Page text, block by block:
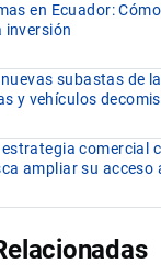
en Ecuador:
inversión
subastas de
y vehículos
comercial
ampliar su acceso